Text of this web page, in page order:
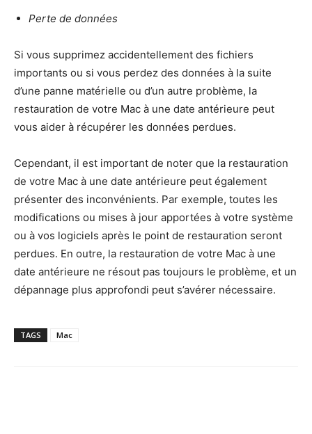
Perte de données
Si vous supprimez accidentellement des fichiers
importants ou si vous perdez des données à la suite
d’une panne matérielle ou d’un autre problème, la
restauration de votre Mac à une date antérieure peut
vous aider à récupérer les données perdues.
Cependant, il est important de noter que la restauration
de votre Mac à une date antérieure peut également
présenter des inconvénients. Par exemple, toutes les
modifications ou mises à jour apportées à votre système
ou à vos logiciels après le point de restauration seront
perdues. En outre, la restauration de votre Mac à une
date antérieure ne résout pas toujours le problème, et un
dépannage plus approfondi peut s’avérer nécessaire.
TAGS Mac